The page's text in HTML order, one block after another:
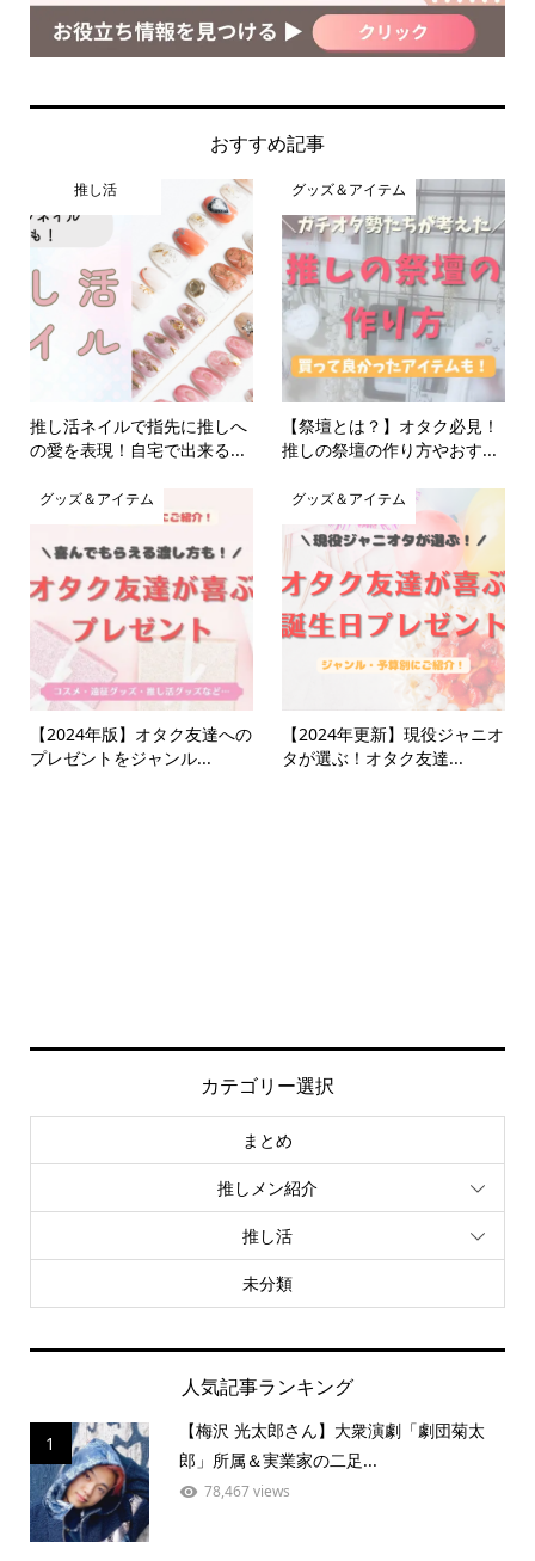
おすすめ記事
推し活
推し活ネイルで指先に推しへ
の愛を表現！自宅で出来る...
グッズ＆アイテム
【祭壇とは？】オタク必見！
推しの祭壇の作り方やおす...
グッズ＆アイテム
【2024年版】オタク友達への
プレゼントをジャンル...
グッズ＆アイテム
【2024年更新】現役ジャニオ
タが選ぶ！オタク友達...
カテゴリー選択
まとめ
推しメン紹介
推し活
未分類
人気記事ランキング
1
【梅沢 光太郎さん】大衆演劇「劇団菊太
郎」所属＆実業家の二足...
78,467 views